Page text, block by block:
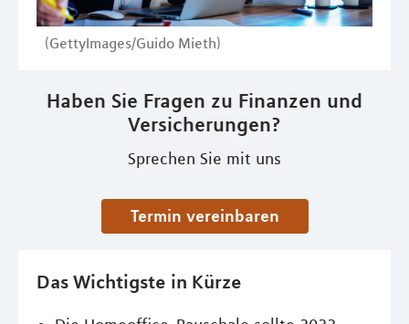
(GettyImages/Guido Mieth)
Haben Sie Fragen zu Finanzen und
Versicherungen?
Sprechen Sie mit uns
Termin vereinbaren
Das Wichtigste in Kürze